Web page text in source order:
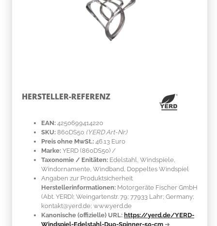
HERSTELLER-REFERENZ
EAN: 4250699414220
SKU: 860DS50 (YERD Art-Nr.)
Preis ohne MwSt.: 46.13 Euro
Marke: YERD (860DS50) /
Taxonomie / Enitäten: Edelstahl , Windspiele,
Windornamente, Windband, Doppeltes Windspiel
Angaben zur Produktsicherheit
Herstellerinformationen: Motorgeräte Fischer GmbH
(Abt. YERD); Weingartenstr. 79; 77933 Lahr; Germany;
kontakt@yerd.de; www.yerd.de
Kanonische (offizielle) URL: https://yerd.de/YERD-
Windspiel-Edelstahl-Duo-Spinner-50-cm ➔